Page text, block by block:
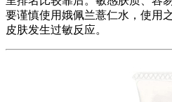
要谨慎使用娥佩兰薏仁水，使用
皮肤发生过敏反应。